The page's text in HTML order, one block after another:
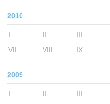
2010
I II III
VII
VIII IX
2009
I II III